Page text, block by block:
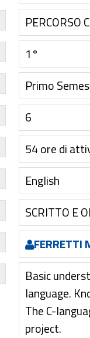
PERCORSO
1°
Primo
6
54 ore di
English
SCRITTO E
FERRETTI
Basic
language.
The C-
project.